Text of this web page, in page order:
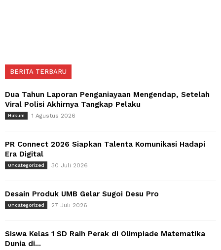
BERITA TERBARU
Dua Tahun Laporan Penganiayaan Mengendap, Setelah
Viral Polisi Akhirnya Tangkap Pelaku
Hukum 1 Agustus 2026
PR Connect 2026 Siapkan Talenta Komunikasi Hadapi
Era Digital
Uncategorized 30 Juli 2026
Desain Produk UMB Gelar Sugoi Desu Pro
Uncategorized 27 Juli 2026
Siswa Kelas 1 SD Raih Perak di Olimpiade Matematika
Dunia di...